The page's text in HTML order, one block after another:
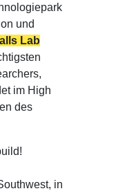
und
Lab
im High
des
in